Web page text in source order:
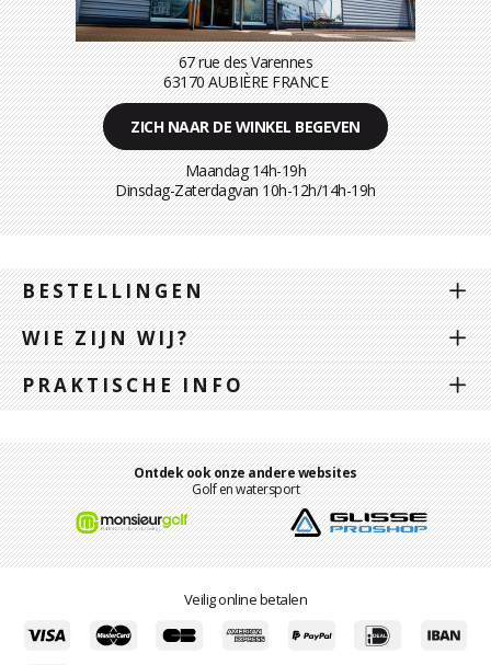
67 rue des Varennes
63170 AUBIÈRE FRANCE
ZICH NAAR DE WINKEL BEGEVEN
Maandag 14h-19h
Dinsdag-Zaterdagvan 10h-12h/14h-19h
BESTELLINGEN
WIE ZIJN WIJ?
PRAKTISCHE INFO
Ontdek ook onze andere websites
Golf en watersport
Veilig online betalen